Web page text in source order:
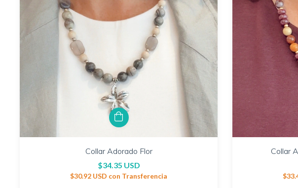
Collar Adorado Flor
$34.35 USD
$30.92 USD con Transferencia
Collar